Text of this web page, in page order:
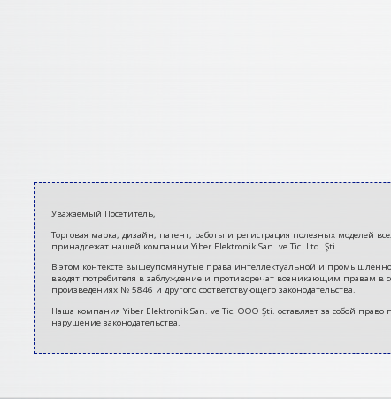
12
Уважаемый Посетитель,
Торговая марка, дизайн, патент, работы и регистрация полезных моделей
принадлежат нашей компании Yiber Elektronik San. ve Tic. Ltd. Şti.
В этом контексте вышеупомянутые права интеллектуальной и
вводят потребителя в заблуждение и противоречат возникающим правам в
произведениях № 5846 и другого соответствующего законодательства.
Наша компания Yiber Elektronik San. ve Tic. ООО Şti. оставляет за собой
нарушение законодательства.